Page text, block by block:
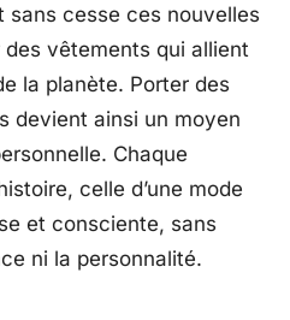
sans cesse ces nouvelles
vêtements qui allient
la planète. Porter des
devient ainsi un moyen
Chaque
celle d’une mode
et consciente, sans
ni la personnalité.